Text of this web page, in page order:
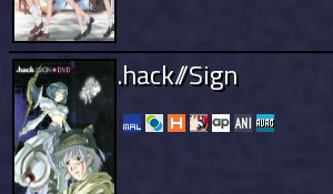
.hack//Sign